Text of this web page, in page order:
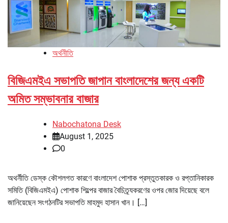
অর্থনীতি
বিজিএমইএ সভাপতি জাপান বাংলাদেশের জন্য একটি
অমিত সম্ভাবনার বাজার
Nabochatona Desk
August 1, 2025
0
অথর্নীতি ডেস্ক কৌশলগত কারণে বাংলাদেশ পোশাক প্রস্তুতকারক ও রপ্তানিকারক
সমিতি (বিজিএমইএ) পোশাক শিল্পের বাজার বৈচিত্র্যকরণের ওপর জোর দিয়েছে বলে
জানিয়েছেন সংগঠনটির সভাপতি মাহমুদ হাসান খান। […]